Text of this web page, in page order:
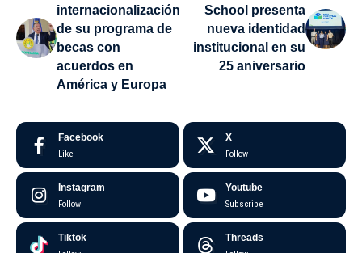
internacionalización
de su programa de
becas con
acuerdos en
América y Europa
School presenta
nueva identidad
institucional en su
25 aniversario
Facebook
Like
X
Follow
Instagram
Follow
Youtube
Subscribe
Tiktok Threads